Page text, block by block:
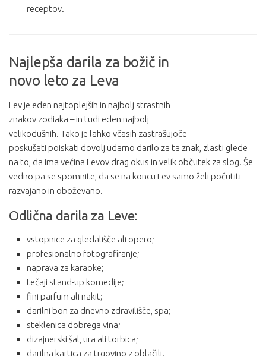
receptov.
Najlepša darila za božič in
novo leto za Leva
Lev je eden najtoplejših in najbolj strastnih
znakov zodiaka – in tudi eden najbolj
velikodušnih. Tako je lahko včasih zastrašujoče
poskušati poiskati dovolj udarno darilo za ta znak, zlasti glede
na to, da ima večina Levov drag okus in velik občutek za slog. Še
vedno pa se spomnite, da se na koncu Lev samo želi počutiti
razvajano in oboževano.
Odlična darila za Leve:
vstopnice za gledališče ali opero;
profesionalno fotografiranje;
naprava za karaoke;
tečaji stand-up komedije;
fini parfum ali nakit;
darilni bon za dnevno zdravilišče, spa;
steklenica dobrega vina;
dizajnerski šal, ura ali torbica;
darilna kartica za trgovino z oblačili.